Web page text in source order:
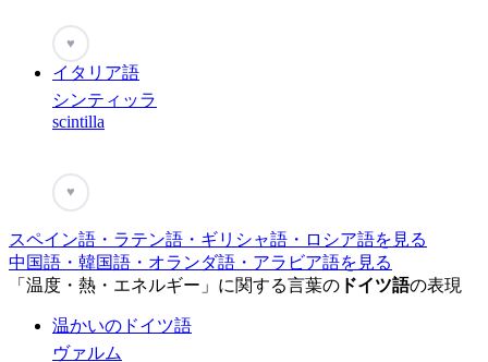
♥
イタリア語
シンティッラ
scintilla
♥
スペイン語・ラテン語・ギリシャ語・ロシア語を見る
中国語・韓国語・オランダ語・アラビア語を見る
「温度・熱・エネルギー」に関する言葉の ドイツ語の表現
温かいのドイツ語
ヴァルム